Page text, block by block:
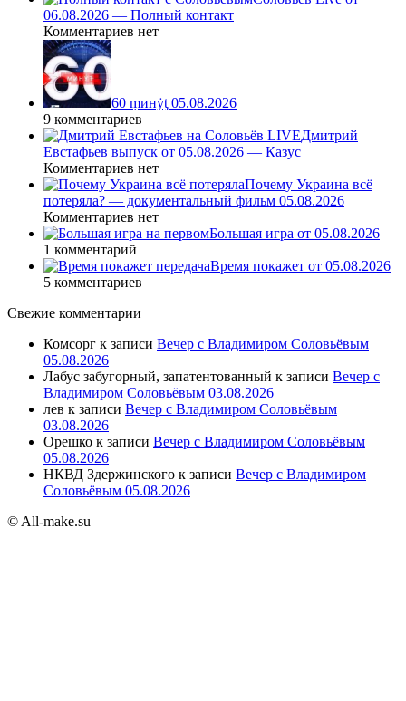
06.08.2026 — Полный контакт
Комментариев нет
60 ṃинẏƫ 05.08.2026
9 комментариев
Дмитрий
Евстафьев выпуск от 05.08.2026 — Казус
Комментариев нет
Почему Украина всё
потеряла? — документальный фильм 05.08.2026
Комментариев нет
Большая игра от 05.08.2026
1 комментарий
Время покажет от 05.08.2026
5 комментариев
Свежие комментарии
Комсорг к записи Вечер с Владимиром Соловьёвым
05.08.2026
Лабус забугорный, запатентованный к записи Вечер с
Владимиром Соловьёвым 03.08.2026
лев к записи Вечер с Владимиром Соловьёвым
03.08.2026
Орешко к записи Вечер с Владимиром Соловьёвым
05.08.2026
НКВД Здержинского к записи Вечер с Владимиром
Соловьёвым 05.08.2026
© All-make.su